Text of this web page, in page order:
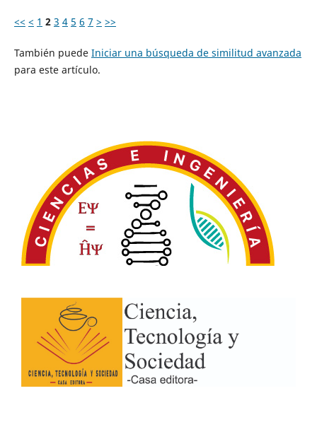
<< < 1 2 3 4 5 6 7 > >>
También puede Iniciar una búsqueda de similitud avanzada
para este artículo.